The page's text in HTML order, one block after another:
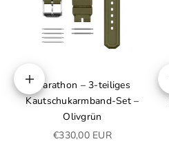
Optionen auswählen
Marathon – 3-teiliges
Kautschukarmband-Set –
Olivgrün
Angebot
€330,00 EUR